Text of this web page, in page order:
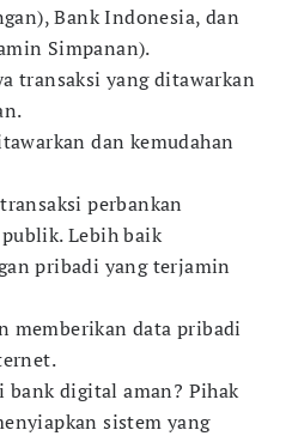
Bank Indonesia, dan
Simpanan).
transaksi yang ditawarkan
dan kemudahan
perbankan
Lebih baik
pribadi yang terjamin
memberikan data pribadi
bank digital aman? Pihak
sistem yang